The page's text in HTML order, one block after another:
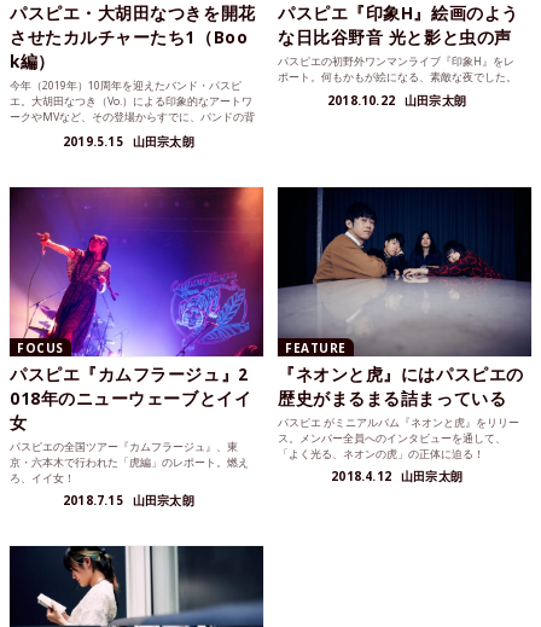
パスピエ・大胡田なつきを開花
させたカルチャーたち1（Boo
k編）
今年（2019年）10周年を迎えたバンド・パスピ
エ。大胡田なつき（Vo.）による印象的なアートワ
ークやMVなど、その登場からすでに、バンドの背
2019.5.15 山田宗太朗
パスピエ『印象H』絵画のよう
な日比谷野音 光と影と虫の声
パスピエの初野外ワンマンライブ『印象H』をレ
ポート。何もかもが絵になる、素敵な夜でした。
2018.10.22 山田宗太朗
FOCUS
パスピエ『カムフラージュ』2
018年のニューウェーブとイイ
女
パスピエの全国ツアー『カムフラージュ』、東
京・六本木で行われた「虎編」のレポート。燃え
ろ、イイ女！
2018.7.15 山田宗太朗
FEATURE
『ネオンと虎』にはパスピエの
歴史がまるまる詰まっている
パスピエ がミニアルバム『ネオンと虎』をリリー
ス。メンバー全員へのインタビューを通して、
「よく光る、ネオンの虎」の正体に迫る！
2018.4.12 山田宗太朗